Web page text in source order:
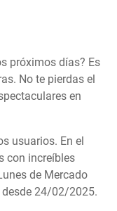
próximos días? Es
No te pierdas el
en
usuarios. En el
con increíbles
de Mercado
24/02/2025.